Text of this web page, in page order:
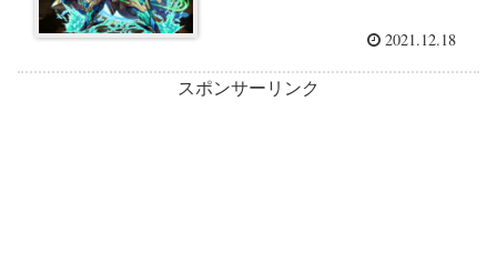
2021.12.18
スポンサーリンク